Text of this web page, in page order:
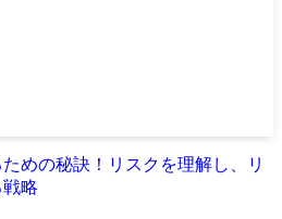
めの秘訣！リスクを理解し、リ
略